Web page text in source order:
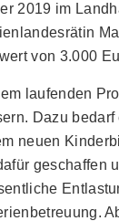
2019 im
von 3.000
laufenden
Dazu
neuen
geschaffen